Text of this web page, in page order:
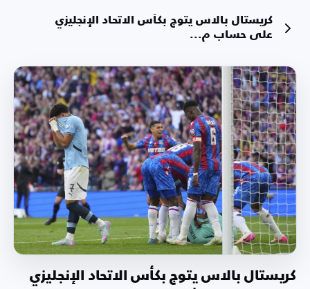
كريستال بالاس يتوج بكأس الاتحاد الإنجليزي
على حساب م...
كريستال بالاس يتوج بكأس الاتحاد الإنجليزي